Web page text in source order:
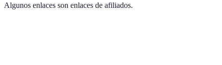
Algunos enlaces son enlaces de afiliados.